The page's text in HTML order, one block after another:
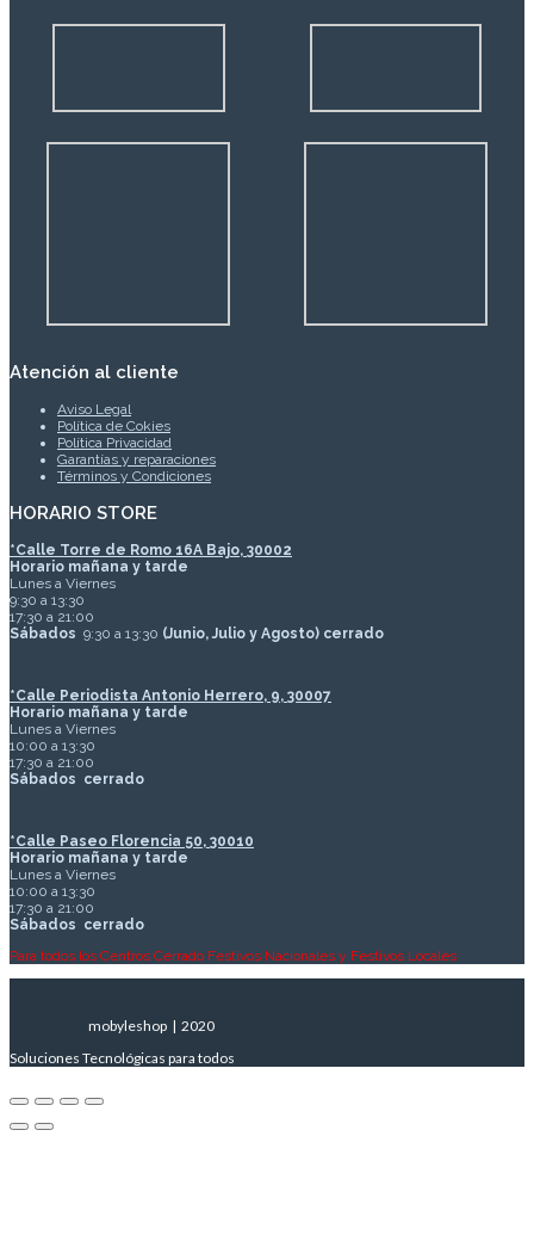
Atención al cliente
Aviso Legal
Política de Cokies
Política Privacidad
Garantías y reparaciones
Términos y Condiciones
HORARIO STORE
*Calle Torre de Romo 16A Bajo, 30002
Horario mañana y tarde
Lunes a Viernes
9:30 a 13:30
17:30 a 21:00
Sábados 9:30 a 13:30 (Junio, Julio y Agosto) cerrado
*Calle Periodista Antonio Herrero, 9, 30007
Horario mañana y tarde
Lunes a Viernes
10:00 a 13:30
17:30 a 21:00
Sábados cerrado
*Calle Paseo Florencia 50, 30010
Horario mañana y tarde
Lunes a Viernes
10:00 a 13:30
17:30 a 21:00
Sábados cerrado
Para todos los Centros Cerrado Festivos Nacionales y Festivos Locales
mobyleshop | 2020
Soluciones Tecnológicas para todos